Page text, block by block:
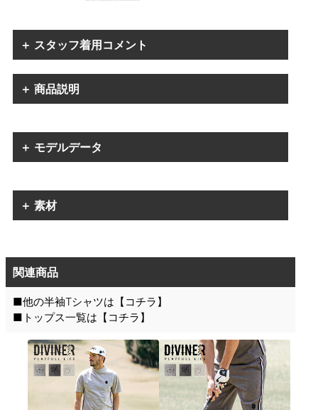
＋ スタッフ着用コメント
＋ 商品説明
＋ モデルデータ
＋ 素材
関連商品
■他の半袖Tシャツは【 コチラ 】
■トップス一覧は【 コチラ 】